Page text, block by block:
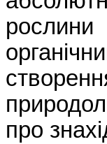
рослини
про